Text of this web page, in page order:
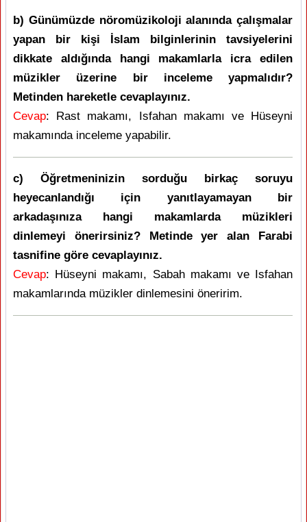
b) Günümüzde nöromüzikoloji alanında çalışmalar
yapan bir kişi İslam bilginlerinin tavsiyelerini
dikkate aldığında hangi makamlarla icra edilen
müzikler üzerine bir inceleme yapmalıdır?
Metinden hareketle cevaplayınız.
Cevap: Rast makamı, Isfahan makamı ve Hüseyni
makamında inceleme yapabilir.
c) Öğretmeninizin sorduğu birkaç soruyu
heyecanlandığı için yanıtlayamayan bir
arkadaşınıza hangi makamlarda müzikleri
dinlemeyi önerirsiniz? Metinde yer alan Farabi
tasnifine göre cevaplayınız.
Cevap: Hüseyni makamı, Sabah makamı ve Isfahan
makamlarında müzikler dinlemesini öneririm.